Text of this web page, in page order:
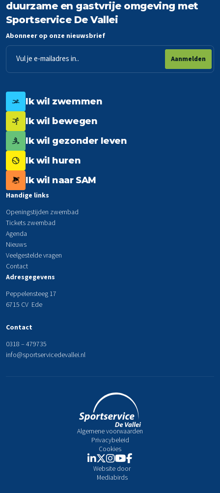
duurzame en gastvrije omgeving met
Sportservice De Vallei
Abonneer op onze nieuwsbrief
mailadres
Aanmelden
Ik wil zwemmen
Ik wil bewegen
Ik wil gezonder leven
Ik wil huren
Ik wil naar SAM
Handige links
Openingstijden zwembad
Tickets zwembad
Agenda
Nieuws
Veelgestelde vragen
Contact
Adresgegevens
Peppelensteeg 17
6715 CV Ede
Contact
0318 – 479735
info@sportservicedevallei.nl
Algemene voorwaarden
Privacybeleid
Cookies
Website door
Mediabirds